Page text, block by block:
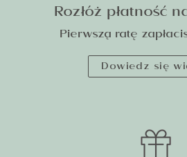
Rozłóż płatność
Pierwszą ratę
Dowiedz się